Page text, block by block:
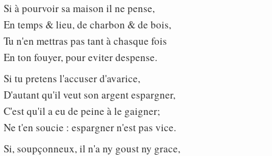
Si à pourvoir sa maison il ne pense,
En temps & lieu, de charbon & de bois,
Tu n'en mettras pas tant à chasque fois
En ton fouyer, pour eviter despense.
Si tu pretens l'accuser d'avarice,
D'autant qu'il veut son argent espargner,
C'est qu'il a eu de peine à le gaigner;
Ne t'en soucie : espargner n'est pas vice.
Si, soupçonneux, il n'a ny goust ny grace,